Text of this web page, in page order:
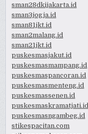
sman28dkijakarta.id
sman3jogja.id
sman81jkt.id
sman2malang.id
sman21jkt.id
puskesmasjakut.id
puskesmasmampang.id
puskesmaspancoran.id
puskesmasmenteng.id
puskesmassenen.id
puskesmaskramatjati.id
puskesmasngambeg.id
stikespacitan.com